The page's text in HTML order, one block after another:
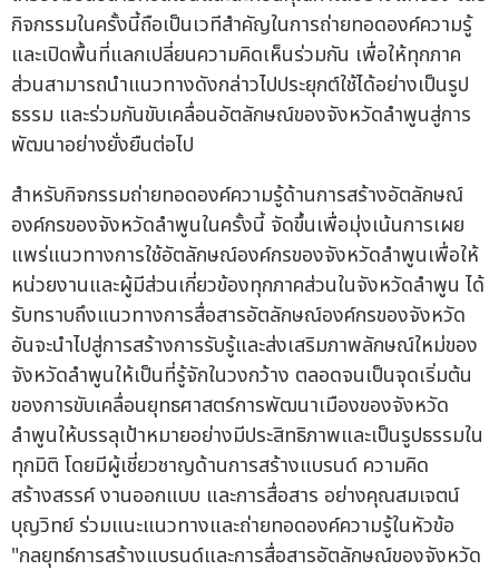
กิจกรรมในครั้งนี้ถือเป็นเวทีสำคัญในการถ่ายทอดองค์ความรู้
และเปิดพื้นที่แลกเปลี่ยนความคิดเห็นร่วมกัน เพื่อให้ทุกภาค
ส่วนสามารถนำแนวทางดังกล่าวไปประยุกต์ใช้ได้อย่างเป็นรูป
ธรรม และร่วมกันขับเคลื่อนอัตลักษณ์ของจังหวัดลำพูนสู่การ
พัฒนาอย่างยั่งยืนต่อไป
สำหรับกิจกรรมถ่ายทอดองค์ความรู้ด้านการสร้างอัตลักษณ์
องค์กรของจังหวัดลำพูนในครั้งนี้ จัดขึ้นเพื่อมุ่งเน้นการเผย
แพร่แนวทางการใช้อัตลักษณ์องค์กรของจังหวัดลำพูนเพื่อให้
หน่วยงานและผู้มีส่วนเกี่ยวข้องทุกภาคส่วนในจังหวัดลำพูน ได้
รับทราบถึงแนวทางการสื่อสารอัตลักษณ์องค์กรของจังหวัด
อันจะนำไปสู่การสร้างการรับรู้และส่งเสริมภาพลักษณ์ใหม่ของ
จังหวัดลำพูนให้เป็นที่รู้จักในวงกว้าง ตลอดจนเป็นจุดเริ่มต้น
ของการขับเคลื่อนยุทธศาสตร์การพัฒนาเมืองของจังหวัด
ลำพูนให้บรรลุเป้าหมายอย่างมีประสิทธิภาพและเป็นรูปธรรมใน
ทุกมิติ โดยมีผู้เชี่ยวชาญด้านการสร้างแบรนด์ ความคิด
สร้างสรรค์ งานออกแบบ และการสื่อสาร อย่างคุณสมเจตน์
บุญวิทย์ ร่วมแนะแนวทางและถ่ายทอดองค์ความรู้ในหัวข้อ
"กลยุทธ์การสร้างแบรนด์และการสื่อสารอัตลักษณ์ของจังหวัด